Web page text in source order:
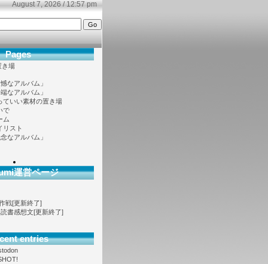
August 7, 2026 / 12:57 pm
Pages
き場
なアルバム」
なアルバム」
ていい素材の置き場
で
ム
リスト
なアルバム」
運営ページ
戦[更新終了]
書感想文[更新終了]
entries